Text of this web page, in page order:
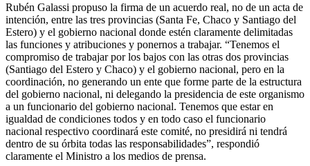
Rubén Galassi propuso la firma de un acuerdo real, no de un acta de
intención, entre las tres provincias (Santa Fe, Chaco y Santiago del
Estero) y el gobierno nacional donde estén claramente delimitadas
las funciones y atribuciones y ponernos a trabajar. “Tenemos el
compromiso de trabajar por los bajos con las otras dos provincias
(Santiago del Estero y Chaco) y el gobierno nacional, pero en la
coordinación, no generando un ente que forme parte de la estructura
del gobierno nacional, ni delegando la presidencia de este organismo
a un funcionario del gobierno nacional. Tenemos que estar en
igualdad de condiciones todos y en todo caso el funcionario
nacional respectivo coordinará este comité, no presidirá ni tendrá
dentro de su órbita todas las responsabilidades”, respondió
claramente el Ministro a los medios de prensa.